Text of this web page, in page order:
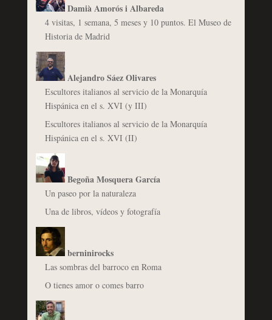
Damià Amorós i Albareda
4 visitas, 1 semana, 5 meses y 10 puntos. El Museo de
Historia de Madrid
Alejandro Sáez Olivares
Escultores italianos al servicio de la Monarquía
Hispánica en el s. XVI (y III)
Escultores italianos al servicio de la Monarquía
Hispánica en el s. XVI (II)
Begoña Mosquera García
Un paseo por la naturaleza
Una de libros, vídeos y fotografía
berninirocks
Las sombras del barroco en Roma
O tienes amor o comes barro